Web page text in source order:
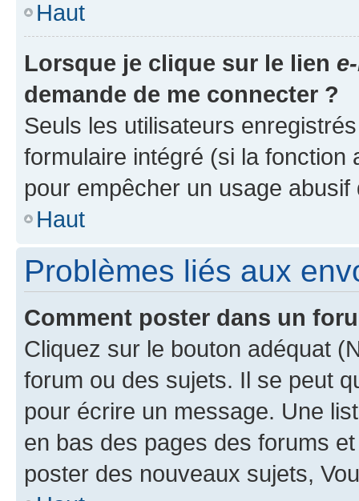
Haut
Lorsque je clique sur le lien
demande de me connecter ?
Seuls les utilisateurs
formulaire intégré (si la fonction
pour empêcher un usage
Haut
Problèmes liés aux
Comment poster dans un
Cliquez sur le bouton adéquat
forum ou des sujets. Il se peut
pour écrire un message. Une
en bas des pages des forums
poster des nouveaux sujets,